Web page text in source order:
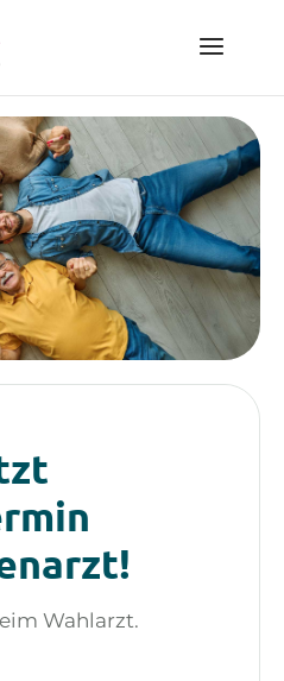
Wahlarzt.